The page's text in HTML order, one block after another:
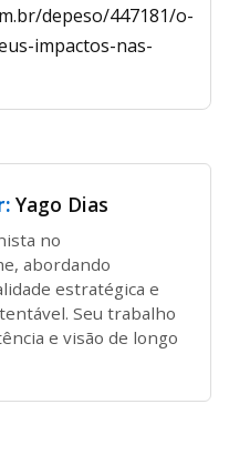
depeso/447181/o-
impactos-nas-
Yago Dias
no
abordando
estratégica e
Seu trabalho
e visão de longo